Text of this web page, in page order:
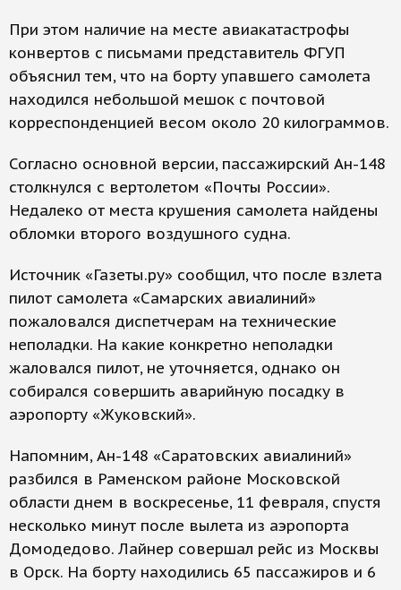
При этом наличие на месте авиакатастрофы
конвертов с письмами представитель ФГУП
объяснил тем, что на борту упавшего самолета
находился небольшой мешок с почтовой
корреспонденцией весом около 20 килограммов.
Согласно основной версии, пассажирский Ан-148
столкнулся с вертолетом «Почты России».
Недалеко от места крушения самолета найдены
обломки второго воздушного судна.
Источник «Газеты.ру» сообщил, что после взлета
пилот самолета «Самарских авиалиний»
пожаловался диспетчерам на технические
неполадки. На какие конкретно неполадки
жаловался пилот, не уточняется, однако он
собирался совершить аварийную посадку в
аэропорту «Жуковский».
Напомним, Ан-148 «Саратовских авиалиний»
разбился в Раменском районе Московской
области днем в воскресенье, 11 февраля, спустя
несколько минут после вылета из аэропорта
Домодедово. Лайнер совершал рейс из Москвы
в Орск. На борту находились 65 пассажиров и 6